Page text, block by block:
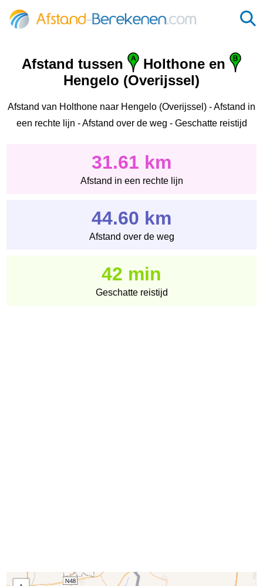
Afstand tussen
Holthone en
Hengelo (Overijssel)
Afstand van Holthone naar Hengelo (Overijssel) - Afstand in
een rechte lijn - Afstand over de weg - Geschatte reistijd
31.61 km
Afstand in een rechte lijn
44.60 km
Afstand over de weg
42 min
Geschatte reistijd